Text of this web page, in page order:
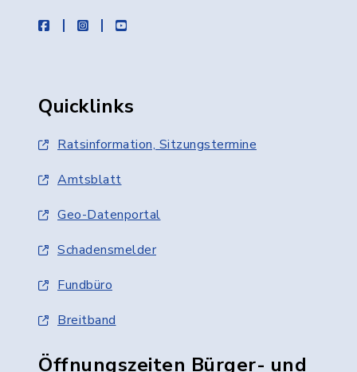
facebookinstagramyoutube
Quicklinks
Ratsinformation, Sitzungstermine
Amtsblatt
Geo-Datenportal
Schadensmelder
Fundbüro
Breitband
Öffnungszeiten Bürger- und